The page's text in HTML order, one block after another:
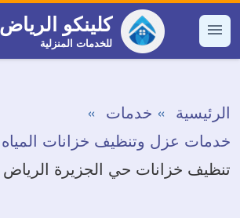
التجاوز
إلى القائمة
كلينكو الرياض
للخدمات المنزلية
الرئيسية
خدمات
خدمات عزل وتنظيف خزانات المياه
تنظيف خزانات حي الجزيرة الرياض